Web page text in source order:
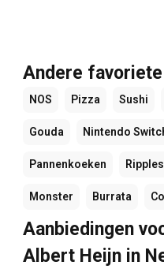
Andere
NOS Pizza Sushi
Gouda Nintendo
Pannenkoeken Ripples
Monster Burrata
Aanbiedingen
Albert Heijn in